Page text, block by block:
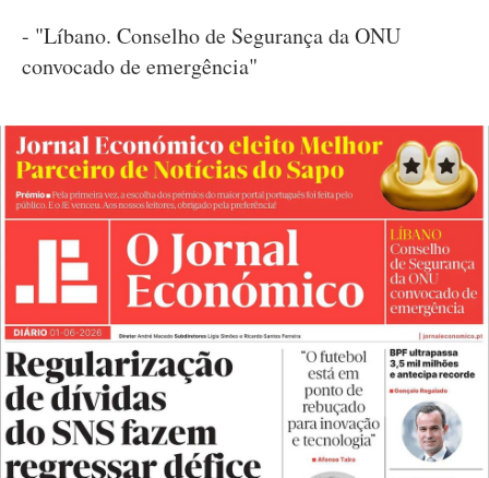
- "Líbano. Conselho de Segurança da ONU
convocado de emergência"